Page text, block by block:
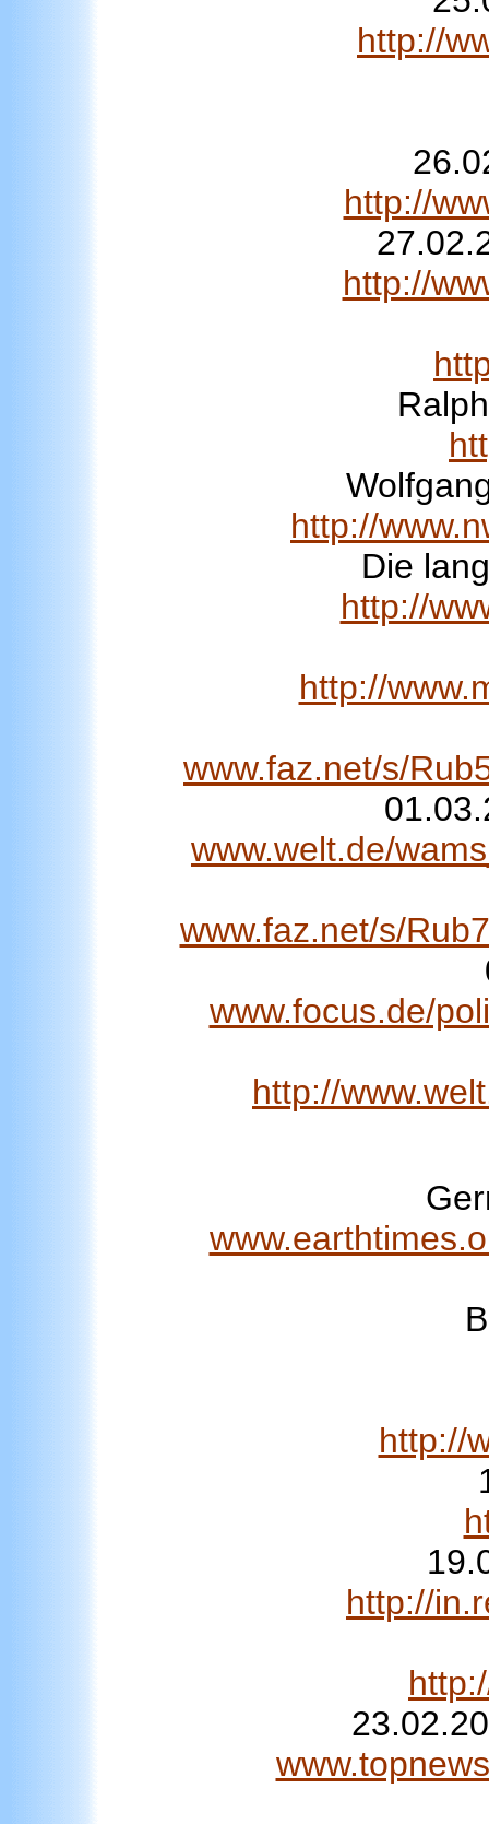
http://
http://
http://
http://
Die
http://
http://
www.faz.net/s/
www.welt.de/
www.faz.net/s/
www.focus.de/
http://
http://
http://